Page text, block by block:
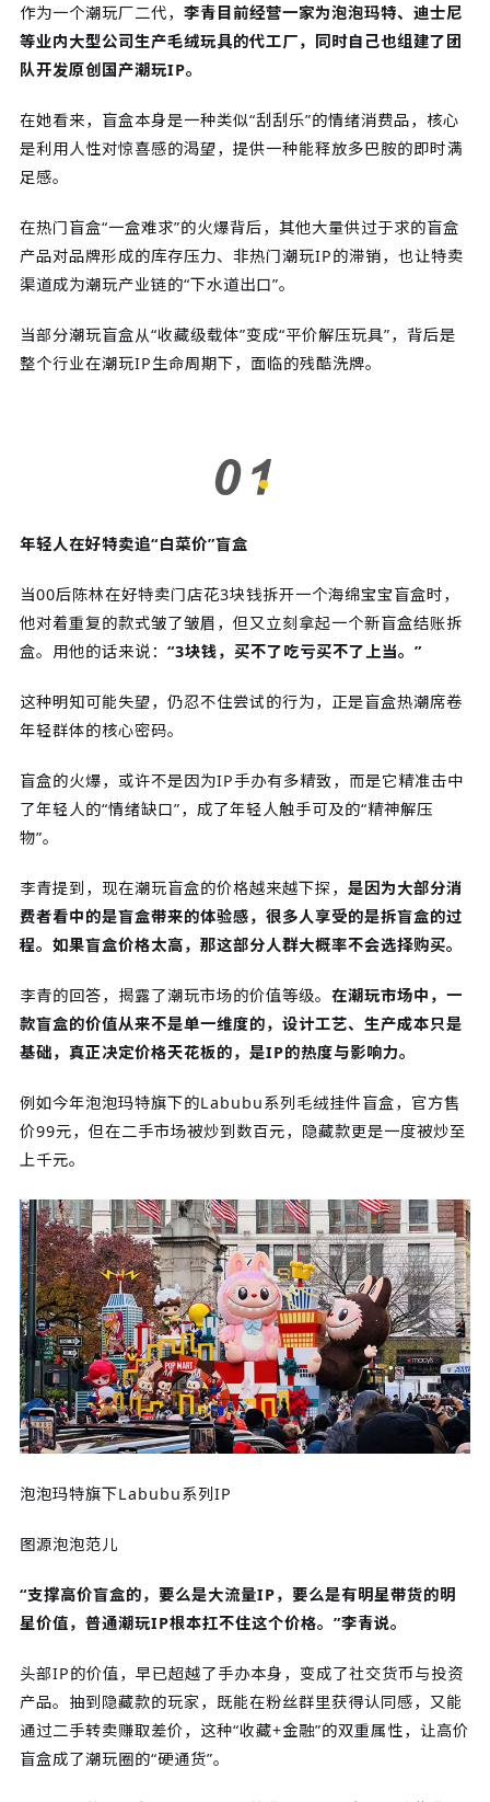
作为一个潮玩厂二代， 李青目前经营一家为泡泡玛特、迪士尼
等业内大型公司生产毛绒玩具的代工厂，同时自己也组建了团
队开发原创国产潮玩IP。
在她看来，盲盒本身是一种类似“刮刮乐”的情绪消费品，核心
是利用人性对惊喜感的渴望，提供一种能释放多巴胺的即时满
足感。
在热门盲盒“一盒难求”的火爆背后，其他大量供过于求的盲盒
产品对品牌形成的库存压力、非热门潮玩IP的滞销，也让特卖
渠道成为潮玩产业链的“下水道出口”。
当部分潮玩盲盒从“收藏级载体”变成“平价解压玩具”，背后是
整个行业在潮玩IP生命周期下，面临的残酷洗牌。
年轻人在好特卖追“白菜价”盲盒
当00后陈林在好特卖门店花3块钱拆开一个海绵宝宝盲盒时，
他对着重复的款式皱了皱眉，但又立刻拿起一个新盲盒结账拆
盒。用他的话来说： “3块钱，买不了吃亏买不了上当。”
这种明知可能失望，仍忍不住尝试的行为，正是盲盒热潮席卷
年轻群体的核心密码。
盲盒的火爆，或许不是因为IP手办有多精致，而是它精准击中
了年轻人的“情绪缺口”，成了年轻人触手可及的“精神解压
物”。
李青提到，现在潮玩盲盒的价格越来越下探， 是因为大部分消
费者看中的是盲盒带来的体验感，很多人享受的是拆盲盒的过
程。如果盲盒价格太高，那这部分人群大概率不会选择购买。
李青的回答，揭露了潮玩市场的价值等级。 在潮玩市场中，一
款盲盒的价值从来不是单一维度的，设计工艺、生产成本只是
基础，真正决定价格天花板的，是IP的热度与影响力。
例如今年泡泡玛特旗下的Labubu系列毛绒挂件盲盒，官方售
价99元，但在二手市场被炒到数百元，隐藏款更是一度被炒至
上千元。
泡泡玛特旗下Labubu系列IP
图源泡泡范儿
“支撑高价盲盒的，要么是大流量IP，要么是有明星带货的明
星价值，普通潮玩IP根本扛不住这个价格。”李青说。
头部IP的价值，早已超越了手办本身，变成了社交货币与投资
产品。抽到隐藏款的玩家，既能在粉丝群里获得认同感，又能
通过二手转卖赚取差价，这种“收藏+金融”的双重属性，让高价
盲盒成了潮玩圈的“硬通货”。